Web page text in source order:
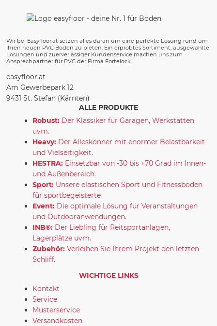
Wir bei Easyfloor.at setzen alles daran um eine perfekte Lösung rund um
Ihren neuen PVC Boden zu bieten. Ein erprobtes Sortiment, ausgewählte
Lösungen und zuerverlässiger Kundenservice machen uns zum
Ansprechpartner für PVC der Firma Fortelock.
easyfloor.at
Am Gewerbepark 12
9431 St. Stefan (Kärnten)
ALLE PRODUKTE
Robust: Der Klassiker für Garagen, Werkstätten
uvm.
Heavy: Der Alleskönner mit enormer Belastbarkeit
und Vielseitigkeit.
HESTRA: Einsetzbar von -30 bis +70 Grad im Innen-
und Außenbereich.
Sport: Unsere elastischen Sport und Fitnessböden
für sportbegeisterte
Event: Die optimale Lösung für Veranstaltungen
und Outdooranwendungen.
INB®: Der Liebling für Reitsportanlagen,
Lagerplätze uvm.
Zubehör: Verleihen Sie Ihrem Projekt den letzten
Schliff.
WICHTIGE LINKS
Kontakt
Service
Musterservice
Versandkosten